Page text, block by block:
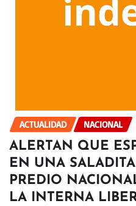
ACTUALIDAD NACIONAL
ALERTAN QUE
EN UNA
PREDIO
LA INTERNA